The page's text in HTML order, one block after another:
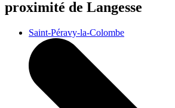
proximité de Langesse
Saint-Péravy-la-Colombe